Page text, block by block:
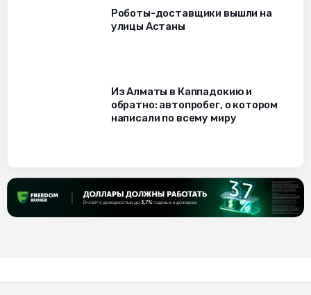
Роботы-доставщики вышли на
улицы Астаны
Из Алматы в Каппадокию и
обратно: автопробег, о котором
написали по всему миру